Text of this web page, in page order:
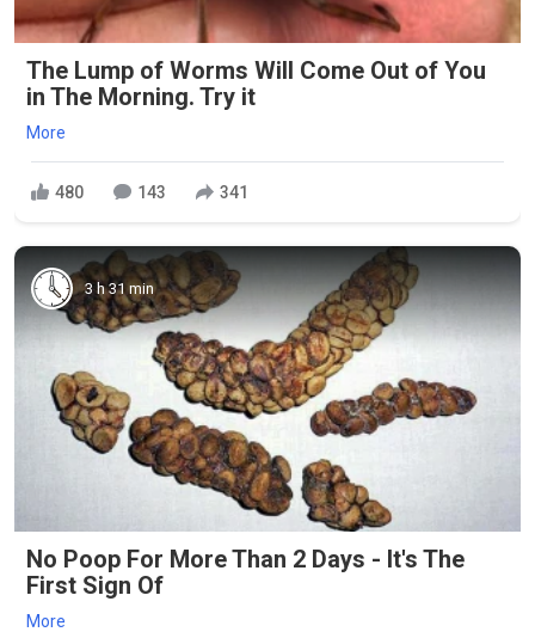
The Lump of Worms Will Come Out of You
in The Morning. Try it
More
480 143 341
3 h 31 min
No Poop For More Than 2 Days - It's The
First Sign Of
More